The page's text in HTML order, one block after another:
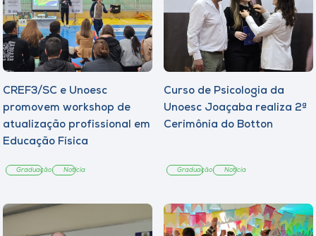
CREF3/SC e Unoesc
promovem workshop de
atualização profissional em
Educação Física
Graduação Notícia
Curso de Psicologia da
Unoesc Joaçaba realiza 2ª
Cerimônia do Botton
Graduação Notícia